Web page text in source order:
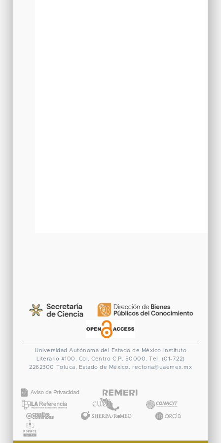
Universidad Autónoma del Estado de México
Instituto
Literario #100. Col. Centro C.P. 50000. Tel. (01-722)
2262300 Toluca, Estado de México. rectoria@uaemex.mx